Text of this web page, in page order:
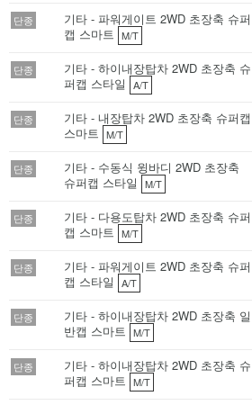
단종
기타 - 파워게이트 2WD 초장축 슈퍼
캡 스마트 M/T
단종
기타 - 하이내장탑차 2WD 초장축 슈
퍼캡 스타일
A/T
단종
기타 - 내장탑차 2WD 초장축 슈퍼캡
스마트 M/T
단종
기타 - 수동식 윙바디 2WD 초장축
슈퍼캡 스타일
M/T
단종
기타 - 다용도탑차 2WD 초장축 슈퍼
캡 스마트 M/T
단종
기타 - 파워게이트 2WD 초장축 슈퍼
캡 스타일
A/T
단종
기타 - 하이내장탑차 2WD 초장축 일
반캡 스마트 M/T
단종
기타 - 하이내장탑차 2WD 초장축 슈
퍼캡 스마트 M/T